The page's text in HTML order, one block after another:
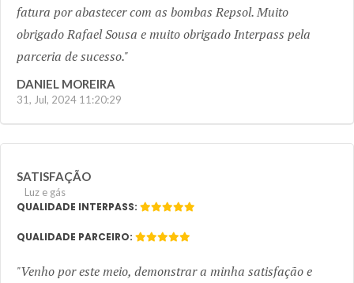
fatura por abastecer com as bombas Repsol. Muito
obrigado Rafael Sousa e muito obrigado Interpass pela
parceria de sucesso.
DANIEL MOREIRA
31, Jul, 2024 11:20:29
SATISFAÇÃO
Luz e gás
QUALIDADE INTERPASS:
QUALIDADE PARCEIRO:
Venho por este meio, demonstrar a minha satisfação e